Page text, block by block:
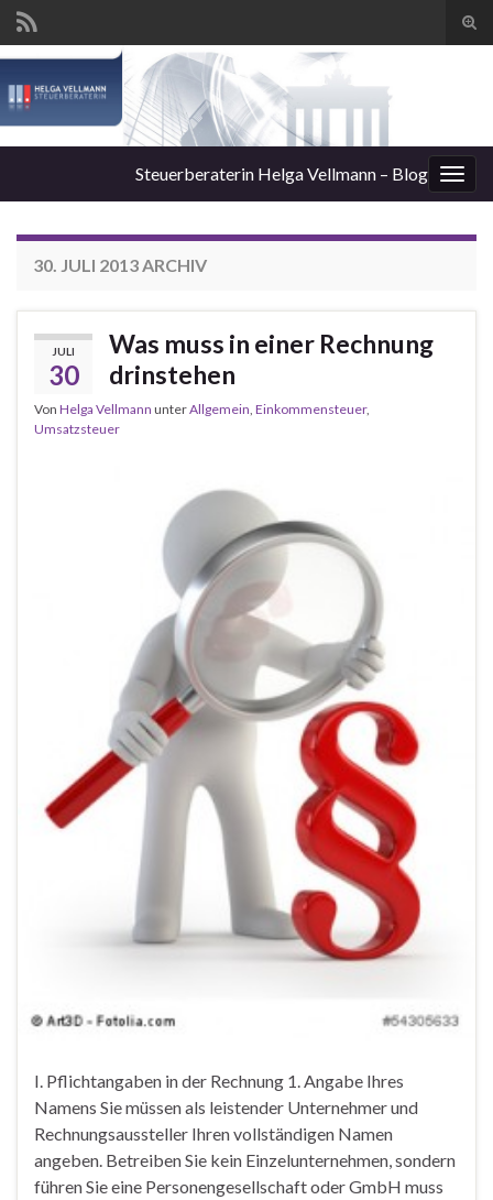
Steuerberaterin Helga Vellmann – Blog
30. JULI 2013ARCHIV
JULI
30
Was muss in einer Rechnung
drinstehen
Von Helga Vellmann unterAllgemein, Einkommensteuer,
Umsatzsteuer
I. Pflichtangaben in der Rechnung 1. Angabe Ihres
Namens Sie müssen als leistender Unternehmer und
Rechnungsaussteller Ihren vollständigen Namen
angeben. Betreiben Sie kein Einzelunternehmen, sondern
führen Sie eine Personengesellschaft oder GmbH muss